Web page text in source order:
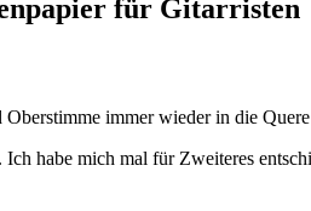
für Gitarristen
immer wieder in die
habe mich mal für Zweiteres